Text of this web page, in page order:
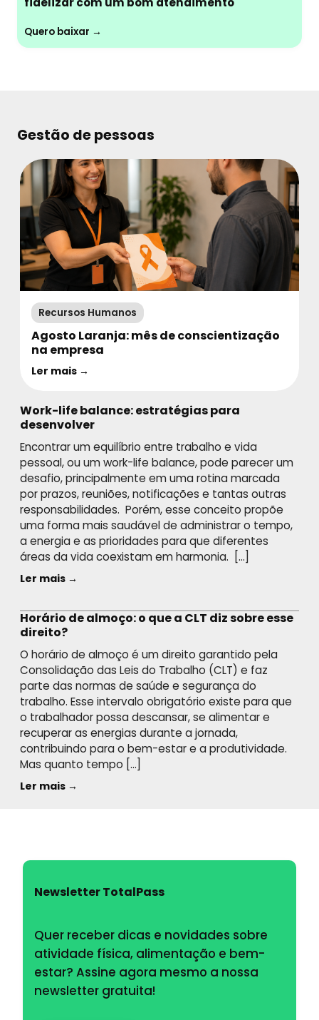
Quero baixar →
Gestão de pessoas
Recursos Humanos
Agosto Laranja: mês de conscientização
na empresa
Ler mais →
Work-life balance: estratégias para
desenvolver
Encontrar um equilíbrio entre trabalho e vida
pessoal, ou um work-life balance, pode parecer um
desafio, principalmente em uma rotina marcada
por prazos, reuniões, notificações e tantas outras
responsabilidades. Porém, esse conceito propõe
uma forma mais saudável de administrar o tempo,
a energia e as prioridades para que diferentes
áreas da vida coexistam em harmonia. […]
Ler mais →
Horário de almoço: o que a CLT diz sobre esse
direito?
O horário de almoço é um direito garantido pela
Consolidação das Leis do Trabalho (CLT) e faz
parte das normas de saúde e segurança do
trabalho. Esse intervalo obrigatório existe para que
o trabalhador possa descansar, se alimentar e
recuperar as energias durante a jornada,
contribuindo para o bem-estar e a produtividade.
Mas quanto tempo […]
Ler mais →
Newsletter TotalPass
Quer receber dicas e novidades sobre
atividade física, alimentação e bem-
estar? Assine agora mesmo a nossa
newsletter gratuita!